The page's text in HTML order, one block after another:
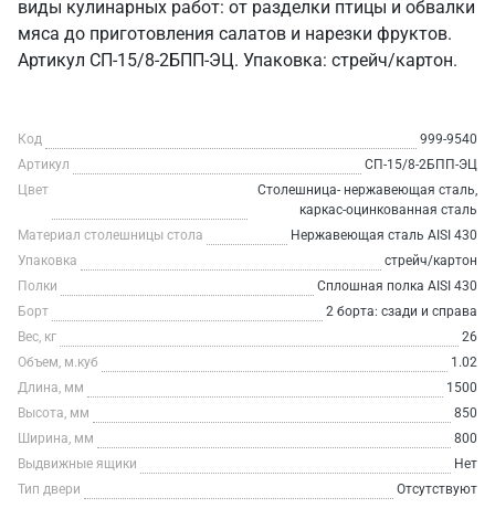
виды кулинарных работ: от разделки птицы и обвалки
мяса до приготовления салатов и нарезки фруктов.
Артикул СП-15/8-2БПП-ЭЦ. Упаковка: стрейч/картон.
Код
999-9540
Артикул
СП-15/8-2БПП-ЭЦ
Цвет
Столешница- нержавеющая сталь,
каркас-оцинкованная сталь
Материал столешницы стола
Нержавеющая сталь AISI 430
Упаковка
стрейч/картон
Полки
Сплошная полка AISI 430
Борт
2 борта: сзади и справа
Вес, кг
26
Объем, м.куб
1.02
Длина, мм
1500
Высота, мм
850
Ширина, мм
800
Выдвижные ящики
Нет
Тип двери
Отсутствуют